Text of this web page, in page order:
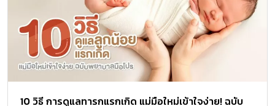
ขณะมารดาตั้งครรภ์ ทารกแรกเกิดที่มีน้ำหนักตัวน้อยกว่าหรือมากกว่า
เกณฑ์ปกติ ทารกมีอาการผิดปกติ ช่วงมารดาใกล้คลอดหรือช่วงแรกเกิด
ทีม NICU มีความชำนาญเฉพาะทางในการดูแลทารกคลอด ด้วยอุปกรณ์
เครื่องมือ และเทคโนโลยีที่ทันสมัย พร้อมวางแผนดูแลทารกให้
ปลอดภัยอย่างสุดความสามารถ กุมารแพทย์สาขาทารกแรกเกิดและปริ
กำเนิดทำงานร่วมกับสูติแพทย์ และทีมพยาบาลเฉพาะทาง กู้ชีพทารก
แรกเกิด ควบคุมการติดเชื้อ ปรับอุณหภูมิร่างกายทารก ให้สารน้ำ สาร
10 วิธี การดูแลทารกแรกเกิด แม่มือใหม่เข้าใจง่าย! ฉบับ